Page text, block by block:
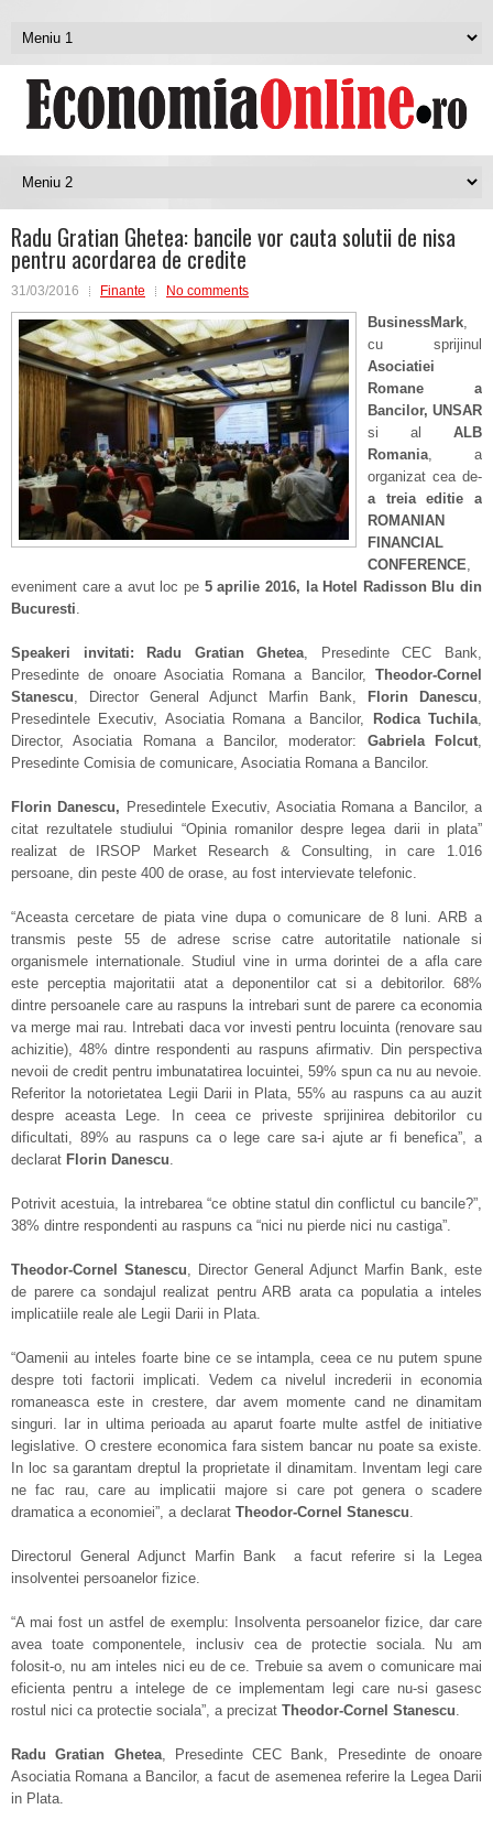
Radu Gratian Ghetea: bancile vor cauta solutii de nisa
pentru acordarea de credite
31/03/2016 Finante No comments
BusinessMark,
cu sprijinul
Asociatiei
Romane a
Bancilor, UNSAR
si al ALB
Romania, a
organizat cea de-
a treia editie a
ROMANIAN
FINANCIAL
CONFERENCE,
eveniment care a avut loc pe 5 aprilie 2016, la Hotel Radisson Blu din
Bucuresti.
Speakeri invitati: Radu Gratian Ghetea, Presedinte CEC Bank,
Presedinte de onoare Asociatia Romana a Bancilor, Theodor-Cornel
Stanescu, Director General Adjunct Marfin Bank, Florin Danescu,
Presedintele Executiv, Asociatia Romana a Bancilor,
Rodica Tuchila,
Director, Asociatia Romana a Bancilor, moderator: Gabriela Folcut,
Presedinte Comisia de comunicare, Asociatia Romana a Bancilor.
Florin Danescu, Presedintele Executiv, Asociatia Romana a Bancilor, a
citat rezultatele studiului “Opinia romanilor despre legea darii in plata”
realizat de IRSOP Market Research & Consulting, in care 1.016
persoane, din peste 400 de orase, au fost intervievate telefonic.
“Aceasta cercetare de piata vine dupa o comunicare de 8 luni. ARB a
transmis peste 55 de adrese scrise catre autoritatile nationale si
organismele internationale. Studiul vine in urma dorintei de a afla care
este perceptia majoritatii atat a deponentilor cat si a debitorilor. 68%
dintre persoanele care au raspuns la intrebari sunt de parere ca economia
va merge mai rau. Intrebati daca vor investi pentru locuinta (renovare sau
achizitie), 48% dintre respondenti au raspuns afirmativ. Din perspectiva
nevoii de credit pentru imbunatatirea locuintei, 59% spun ca nu au nevoie.
Referitor la notorietatea Legii Darii in Plata, 55% au raspuns ca au auzit
despre aceasta Lege. In ceea ce priveste sprijinirea debitorilor cu
dificultati, 89% au raspuns ca o lege care sa-i ajute ar fi benefica”, a
declarat Florin Danescu.
Potrivit acestuia, la intrebarea “ce obtine statul din conflictul cu bancile?”,
38% dintre respondenti au raspuns ca “nici nu pierde nici nu castiga”.
Theodor-Cornel Stanescu, Director General Adjunct Marfin Bank, este
de parere ca sondajul realizat pentru ARB arata ca populatia a inteles
implicatiile reale ale Legii Darii in Plata.
“Oamenii au inteles foarte bine ce se intampla, ceea ce nu putem spune
despre toti factorii implicati. Vedem ca nivelul increderii in economia
romaneasca este in crestere, dar avem momente cand ne dinamitam
singuri. Iar in ultima perioada au aparut foarte multe astfel de initiative
legislative. O crestere economica fara sistem bancar nu poate sa existe.
In loc sa garantam dreptul la proprietate il dinamitam. Inventam legi care
ne fac rau, care au implicatii majore si care pot genera o scadere
dramatica a economiei”, a declarat Theodor-Cornel Stanescu.
Directorul General Adjunct Marfin Bank a facut referire si la Legea
insolventei persoanelor fizice.
“A mai fost un astfel de exemplu: Insolventa persoanelor fizice, dar care
avea toate componentele, inclusiv cea de protectie sociala. Nu am
folosit-o, nu am inteles nici eu de ce. Trebuie sa avem o comunicare mai
eficienta pentru a intelege de ce implementam legi care nu-si gasesc
rostul nici ca protectie sociala”, a precizat Theodor-Cornel Stanescu.
Radu Gratian Ghetea, Presedinte CEC Bank, Presedinte de onoare
Asociatia Romana a Bancilor, a facut de asemenea referire la Legea Darii
in Plata.